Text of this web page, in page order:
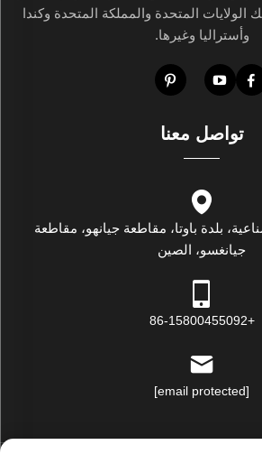
ذلك الولايات المتحدة والمملكة المتحدة وكندا
وأستراليا وغيرها.
تواصل معنا
بلدة باوتا، مقاطعة جيانهو، مقاطعة
جيانغسو، الصين
+86-15800455092
[email protected]